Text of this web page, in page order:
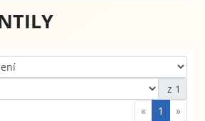
z 1
«
1 »